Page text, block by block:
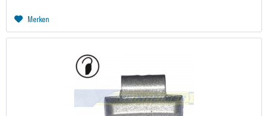
Merken